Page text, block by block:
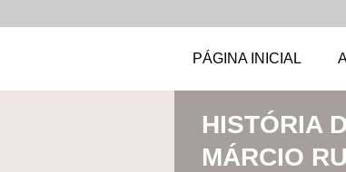
PÁGINA INICIAL
HISTÓRIA
MÁRCIO